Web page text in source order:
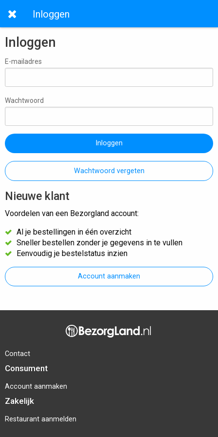
Inloggen
Inloggen
E-mailadres
Wachtwoord
Inloggen
Wachtwoord vergeten
Nieuwe klant
Voordelen van een Bezorgland account:
Al je bestellingen in één overzicht
Sneller bestellen zonder je gegevens in te vullen
Eenvoudig je bestelstatus inzien
Account aanmaken
Contact
Consument
Account aanmaken
Zakelijk
Restaurant aanmelden